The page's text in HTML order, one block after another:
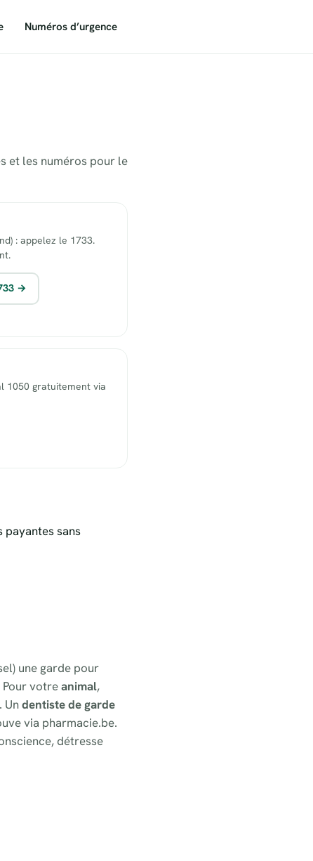
Numéros d’urgence
et les numéros pour le
: appelez le 1733.
→
1050 gratuitement via
payantes sans
une garde pour
votreanimal,
Undentiste de garde
via pharmacie.be.
détresse